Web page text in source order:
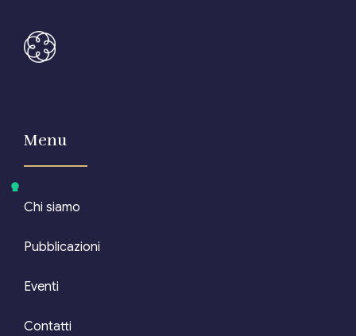
Menu
Chi siamo
Pubblicazioni
Eventi
Contatti